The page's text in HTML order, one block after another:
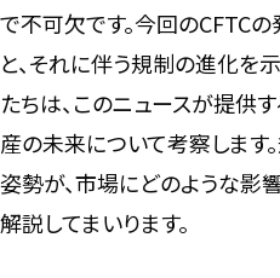
で不可欠です。今回のCFTC
と、それに伴う規制の進化を
たちは、このニュースが提供
産の未来について考察します
姿勢が、市場にどのような影
解説してまいります。